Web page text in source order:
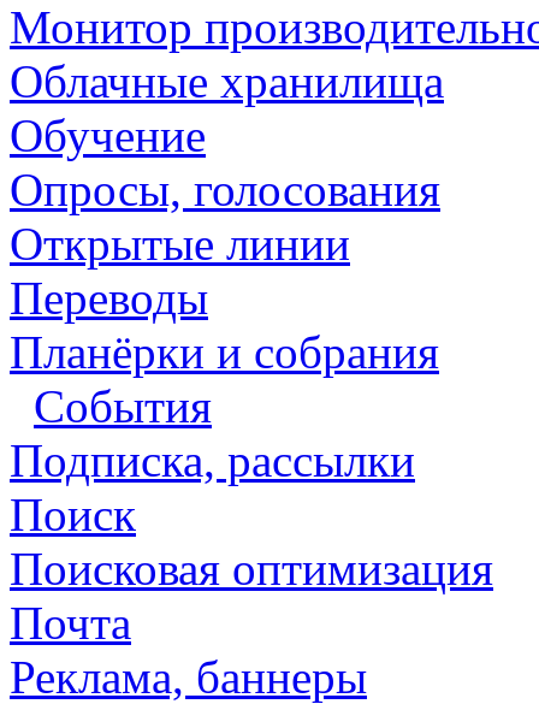
Монитор
Облачные хранилища
Обучение
Опросы, голосования
Открытые линии
Переводы
Планёрки и собрания
События
Подписка, рассылки
Поиск
Поисковая оптимизация
Почта
Реклама, баннеры